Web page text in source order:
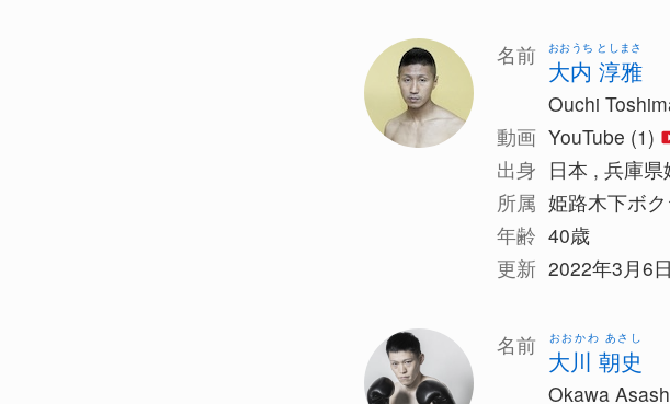
名前
大内 淳雅
おおうち としまさ
Ouchi
動画 YouTube (1)
出身 日本 , 兵庫
所属 姫路木下ボ
年齢 40歳
更新 2022年3月6
名前
大川 朝史
おおかわ あさし
Okawa